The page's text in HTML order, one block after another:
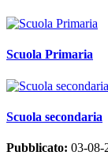
Scuola Primaria
Scuola secondaria
Pubblicato: 03-08-